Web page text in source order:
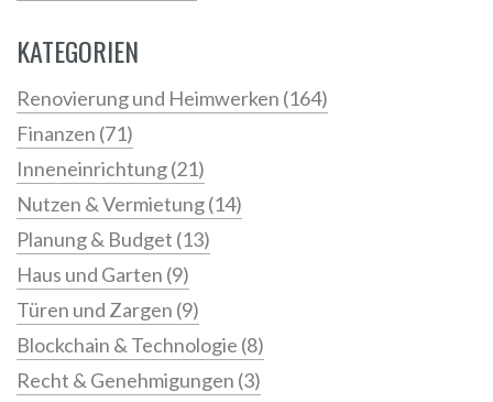
KATEGORIEN
Renovierung und Heimwerken (164)
Finanzen (71)
Inneneinrichtung(21)
Nutzen & Vermietung(14)
Planung & Budget (13)
Haus und Garten (9)
Türen und Zargen (9)
Blockchain & Technologie (8)
Recht & Genehmigungen (3)